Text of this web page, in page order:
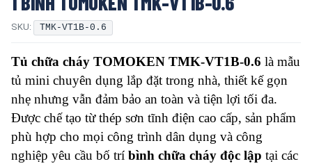
SKU: TMK-VT1B-0.6
Tủ chữa cháy TOMOKEN TMK-VT1B-0.6 là mẫu
tủ mini chuyên dụng lắp đặt trong nhà, thiết kế gọn
nhẹ nhưng vẫn đảm bảo an toàn và tiện lợi tối đa.
Được chế tạo từ thép sơn tĩnh điện cao cấp, sản phẩm
phù hợp cho mọi công trình dân dụng và công
nghiệp yêu cầu bố trí bình chữa cháy độc lập tại các